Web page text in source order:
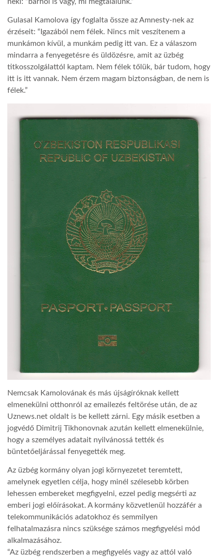
Gulasal Kamolova így foglalta össze az Amnesty-nek az
érzéseit: “Igazából nem félek. Nincs mit veszítenem a
munkámon kívül, a munkám pedig itt van. Ez a válaszom
mindarra a fenyegetésre és üldözésre, amit az üzbég
titkosszolgálattól kaptam. Nem félek tőlük, bár tudom, hogy
itt is itt vannak. Nem érzem magam biztonságban, de nem is
félek.”
Nemcsak Kamolovának és más újságíróknak kellett
elmenekülni otthonról az emailezés feltörése után, de az
Uznews.net oldalt is be kellett zárni. Egy másik esetben a
jogvédő Dimitrij Tikhonovnak azután kellett elmenekülnie,
hogy a személyes adatait nyilvánossá tették és
büntetőeljárással fenyegették meg.
Az üzbég kormány olyan jogi környezetet teremtett,
amelynek egyetlen célja, hogy minél szélesebb körben
lehessen embereket megfigyelni, ezzel pedig megsérti az
emberi jogi előírásokat. A kormány közvetlenül hozzáfér a
telekommunikációs adatokhoz és semmilyen
felhatalmazásra nincs szüksége számos megfigyelési mód
alkalmazásához.
“Az üzbég rendszerben a megfigyelés vagy az attól való